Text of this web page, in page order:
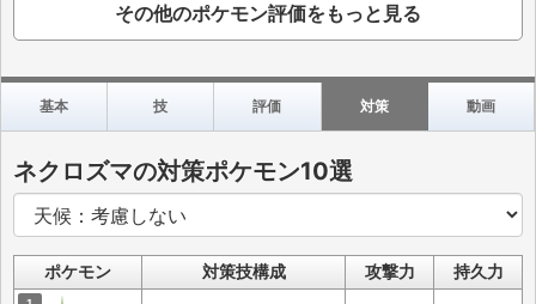
その他のポケモン評価をもっと見る
基本 技 評価 対策 動画
ネクロズマの対策ポケモン10選
ポケモン 対策技構成 攻撃力 持久力